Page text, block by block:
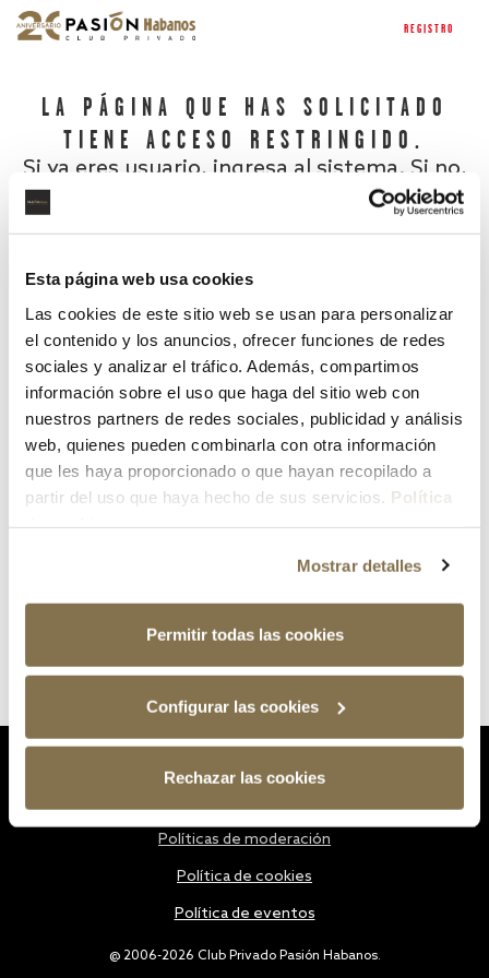
Esta página web usa cookies
Las cookies de este sitio web se usan para personalizar
el contenido y los anuncios, ofrecer funciones de redes
sociales y analizar el tráfico. Además, compartimos
información sobre el uso que haga del sitio web con
nuestros partners de redes sociales, publicidad y análisis
web, quienes pueden combinarla con otra información
que les haya proporcionado o que hayan recopilado a
partir del uso que haya hecho de sus servicios. Política
Mostrar detalles
Permitir todas las cookies
Configurar las cookies
Rechazar las cookies
REGISTRO
LA PÁGINA QUE HAS SOLICITADO
TIENE ACCESO RESTRINGIDO.
Si ya eres usuario, ingresa al sistema. Si no,
¿Has olvidado tu contraseña?
@ 2006-2026 Club Privado Pasión Habanos.
Políticas de moderación
Política de cookies
Política de eventos